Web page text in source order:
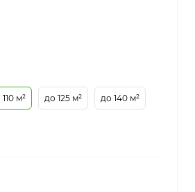
м² до 125 м² до 140 м²